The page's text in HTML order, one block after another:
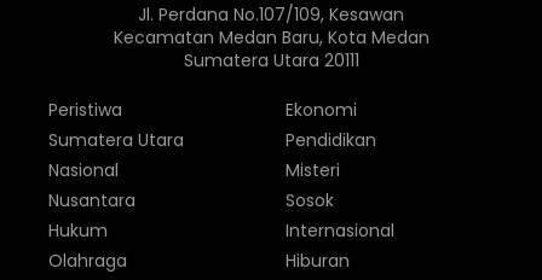
Jl. Perdana No.107/109, Kesawan
Kecamatan Medan Baru, Kota Medan
Sumatera Utara 20111
Peristiwa
Sumatera Utara
Nasional
Nusantara
Hukum
Olahraga
Ekonomi
Pendidikan
Misteri
Sosok
Internasional
Hiburan